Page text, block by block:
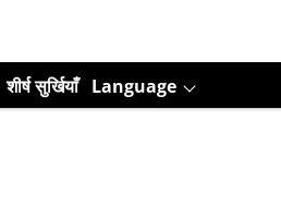
शीर्ष सुर्खियाँ Language